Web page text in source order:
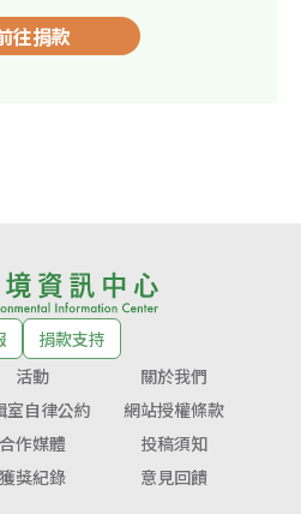
往捐款
捐款支持
活動
關於我們
室自律公約
網站授權條款
合作媒體
投稿須知
獲獎紀錄 意見回饋